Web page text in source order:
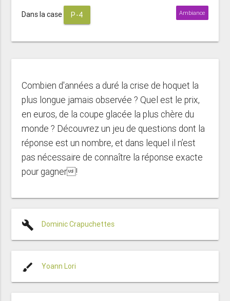
Dans la case P-4 Ambiance
Combien d'années a duré la crise de hoquet la
plus longue jamais observée ? Quel est le prix,
en euros, de la coupe glacée la plus chère du
monde ? Découvrez un jeu de questions dont la
réponse est un nombre, et dans lequel il n’est
pas nécessaire de connaître la réponse exacte
pour gagner!
build Dominic Crapuchettes
brush Yoann Lori